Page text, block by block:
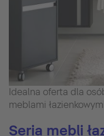
Idealna oferta dla
meblami łazienkowymi
Seria mebli